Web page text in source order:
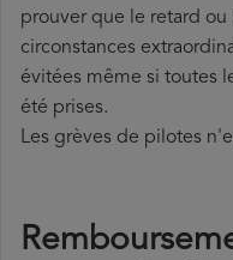
prouver que le retard
circonstances
évitées même si toutes
été prises.
Les grèves de pilotes